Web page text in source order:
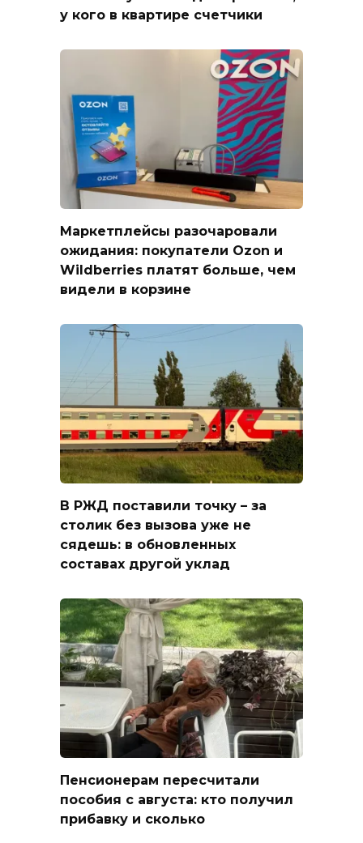
у кого в квартире счетчики
Маркетплейсы разочаровали
ожидания: покупатели Ozon и
Wildberries платят больше, чем
видели в корзине
В РЖД поставили точку – за
столик без вызова уже не
сядешь: в обновленных
составах другой уклад
Пенсионерам пересчитали
пособия с августа: кто получил
прибавку и сколько